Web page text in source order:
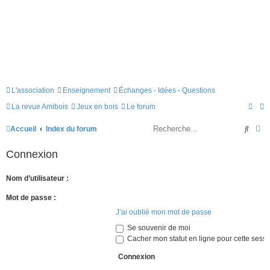
L'association Enseignement
Échanges - Idées - Questions
La revue Amibois
Jeux en bois Le forum
Accueil Index du forum
Connexion
Nom d’utilisateur :
Mot de passe :
J’ai oublié mon mot de passe
Se souvenir de moi
Cacher mon statut en ligne pour cette